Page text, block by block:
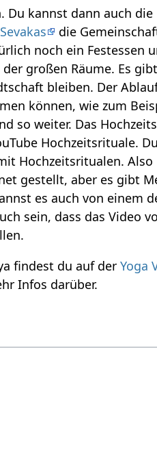
Du kannst dann auch
Sevakas
die
noch ein Festessen
großen Räume. Es
bleiben. Der
können, wie zum
so weiter. Das
Hochzeitsrituale.
Hochzeitsritualen.
gestellt, aber es gibt
es auch von einem
sein, dass das Video
findest du auf derYoga
Infos darüber.